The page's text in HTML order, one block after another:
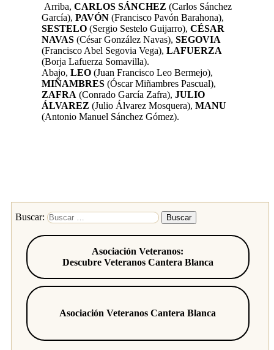
Arriba, CARLOS SÁNCHEZ (Carlos Sánchez
García), PAVÓN (Francisco Pavón Barahona),
SESTELO (Sergio Sestelo Guijarro), CÉSAR
NAVAS (César González Navas), SEGOVIA
(Francisco Abel Segovia Vega), LAFUERZA
(Borja Lafuerza Somavilla).
Abajo, LEO (Juan Francisco Leo Bermejo),
MIÑAMBRES (Óscar Miñambres Pascual),
ZAFRA (Conrado García Zafra), JULIO
ÁLVAREZ (Julio Álvarez Mosquera), MANU
(Antonio Manuel Sánchez Gómez).
Buscar:
Asociación Veteranos:
Descubre Veteranos Cantera Blanca
Asociación Veteranos Cantera Blanca